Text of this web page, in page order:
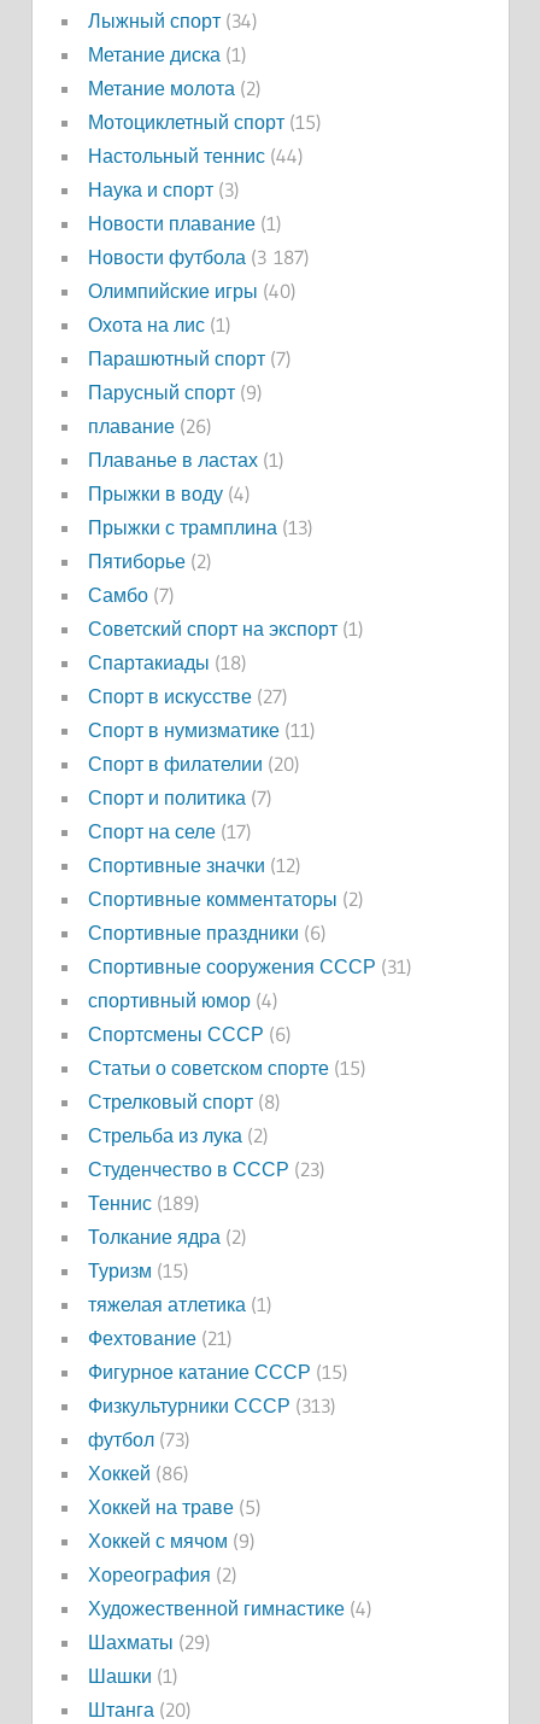
Лыжный спорт(34)
Метание диска (1)
Метание молота (2)
Мотоциклетный спорт(15)
Настольный теннис(44)
Наука и спорт(3)
Новости плавание(1)
Новости футбола (3 187)
Олимпийские игры (40)
Охота на лис(1)
Парашютный спорт(7)
Парусный спорт(9)
плавание(26)
Плаванье в ластах(1)
Прыжки в воду(4)
Прыжки с трамплина (13)
Пятиборье(2)
Самбо(7)
Советский спорт на экспорт(1)
Спартакиады (18)
Спорт в искусстве(27)
Спорт в нумизматике(11)
Спорт в филателии (20)
Спорт и политика (7)
Спорт на селе(17)
Спортивные значки (12)
Спортивные комментаторы (2)
Спортивные праздники (6)
Спортивные сооружения СССР (31)
спортивный юмор(4)
Спортсмены СССР (6)
Статьи о советском спорте(15)
Стрелковый спорт(8)
Стрельба из лука (2)
Студенчество в СССР (23)
Теннис(189)
Толкание ядра (2)
Туризм (15)
тяжелая атлетика (1)
Фехтование(21)
Фигурное катание СССР (15)
Физкультурники СССР (313)
футбол(73)
Хоккей (86)
Хоккей на траве(5)
Хоккей с мячом (9)
Хореография (2)
Художественной гимнастике(4)
Шахматы (29)
Шашки (1)
Штанга (20)